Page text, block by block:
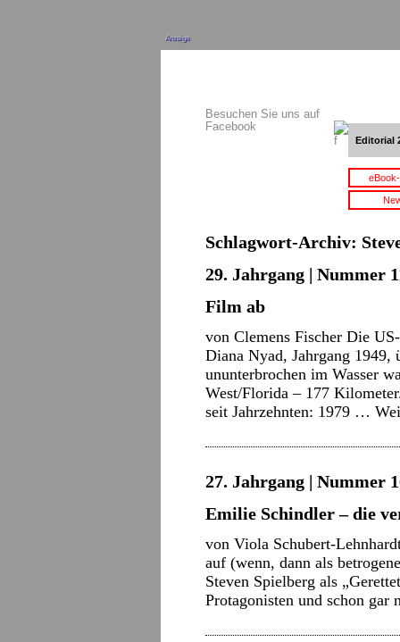
Anzeige
Besuchen Sie uns auf
Facebook
Editorial
Schlagwort-Archiv:
29. Jahrgang | Nummer
Film ab
von Clemens Fischer Die
Diana Nyad, Jahrgang 1949,
ununterbrochen im Wasser
West/Florida – 177
seit Jahrzehnten: 1979 …
27. Jahrgang | Nummer
Emilie Schindler – die
von Viola Schubert-
auf (wenn, dann als
Steven Spielberg als
Protagonisten und schon